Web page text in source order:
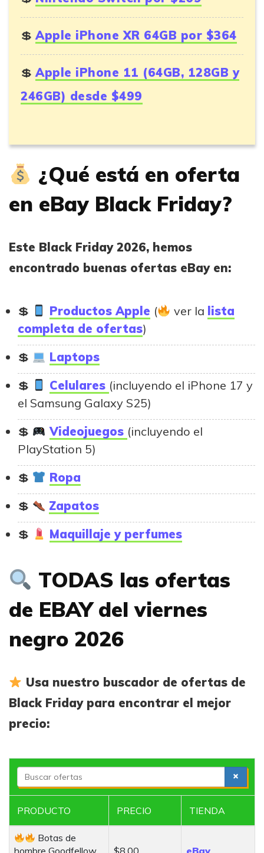
Apple iPhone XR 64GB por $364
Apple iPhone 11 (64GB, 128GB y
246GB) desde $499
¿Qué está en oferta
en eBay Black Friday?
Este Black Friday 2026, hemos
encontrado buenas ofertas eBay en:
Productos Apple ( ver la lista
completa de ofertas)
Laptops
Celulares (incluyendo el iPhone 17 y
el Samsung Galaxy S25)
Videojuegos (incluyendo el
PlayStation 5)
Ropa
Zapatos
Maquillaje y perfumes
TODAS las ofertas
de EBAY del viernes
negro 2026
Usa nuestro buscador de ofertas de
Black Friday para encontrar el mejor
precio:
e
a
r
c
PRODUCTO PRECIO TIENDA
Botas de